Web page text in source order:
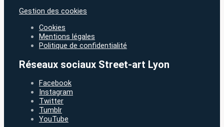
Gestion des cookies
Cookies
Mentions légales
Politique de confidentialité
Réseaux sociaux Street-art Lyon
Facebook
Instagram
Twitter
Tumblr
YouTube